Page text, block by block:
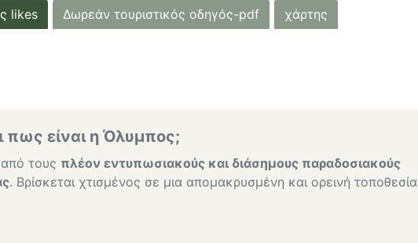
likes Δωρεάν τουριστικός οδηγός-pdf χάρτης
πως είναι η Όλυμπος;
τους πλέον εντυπωσιακούς και διάσημους παραδοσιακούς
. Βρίσκεται χτισμένος σε μια απομακρυσμένη και ορεινή τοποθεσία